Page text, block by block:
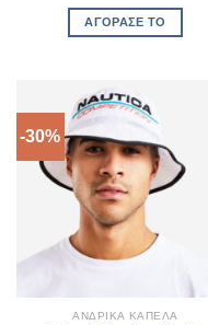
was:
€25,00.
ΑΓΌΡΑΣΈ ΤΟ
-30%
ΑΝΔΡΙΚΆ ΚΑΠΈΛΑ